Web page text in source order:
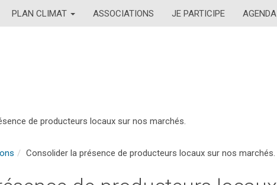
PLAN CLIMAT ASSOCIATIONS JE PARTICIPE AGENDA
de producteurs locaux sur nos marchés.
Consolider la présence de producteurs locaux sur nos marchés.